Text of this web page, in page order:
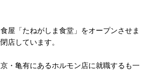
屋「たねがしま食堂」をオープンさせま
店しています。
・亀有にあるホルモン店に就職するも一